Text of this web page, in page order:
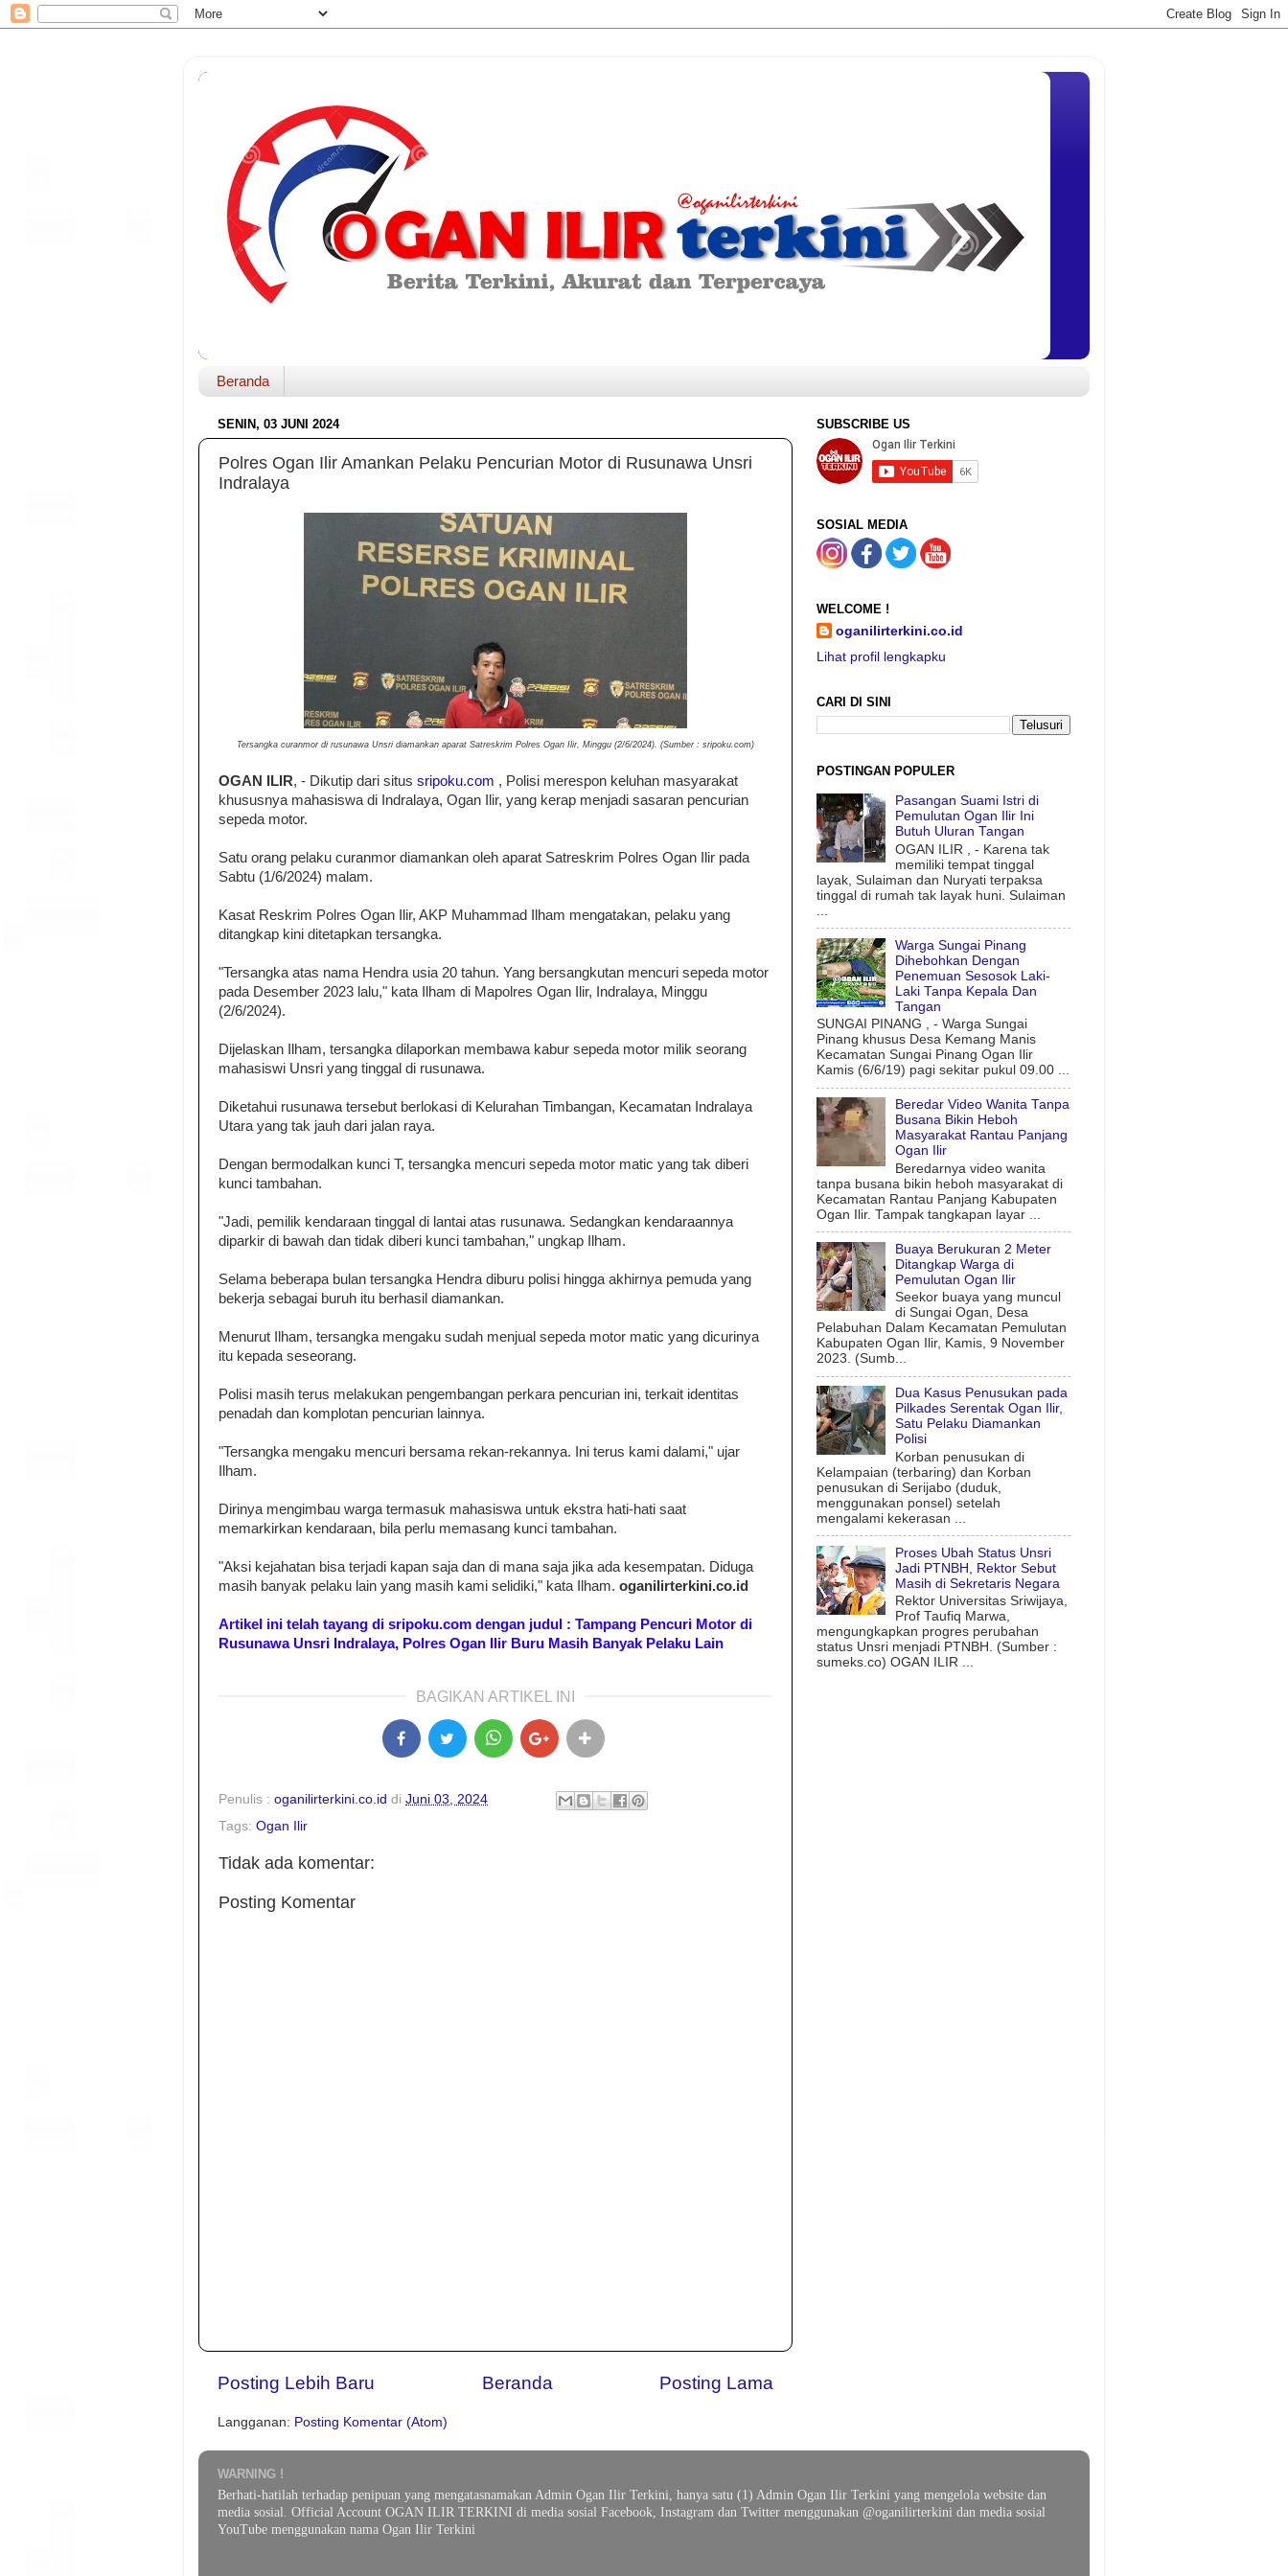
Beranda
SENIN, 03 JUNI 2024
Polres Ogan Ilir Amankan Pelaku Pencurian Motor di Rusunawa Unsri
Indralaya
Tersangka curanmor di rusunawa Unsri diamankan aparat Satreskrim Polres Ogan Ilir, Minggu (2/6/2024). (Sumber : sripoku.com)
OGAN ILIR, - Dikutip dari situs sripoku.com , Polisi merespon keluhan masyarakat
khususnya mahasiswa di Indralaya, Ogan Ilir, yang kerap menjadi sasaran pencurian
sepeda motor.
Satu orang pelaku curanmor diamankan oleh aparat Satreskrim Polres Ogan Ilir pada
Sabtu (1/6/2024) malam.
Kasat Reskrim Polres Ogan Ilir, AKP Muhammad Ilham mengatakan, pelaku yang
ditangkap kini ditetapkan tersangka.
"Tersangka atas nama Hendra usia 20 tahun. Yang bersangkutan mencuri sepeda motor
pada Desember 2023 lalu," kata Ilham di Mapolres Ogan Ilir, Indralaya, Minggu
(2/6/2024).
Dijelaskan Ilham, tersangka dilaporkan membawa kabur sepeda motor milik seorang
mahasiswi Unsri yang tinggal di rusunawa.
Diketahui rusunawa tersebut berlokasi di Kelurahan Timbangan, Kecamatan Indralaya
Utara yang tak jauh dari jalan raya.
Dengan bermodalkan kunci T, tersangka mencuri sepeda motor matic yang tak diberi
kunci tambahan.
"Jadi, pemilik kendaraan tinggal di lantai atas rusunawa. Sedangkan kendaraannya
diparkir di bawah dan tidak diberi kunci tambahan," ungkap Ilham.
Selama beberapa bulan tersangka Hendra diburu polisi hingga akhirnya pemuda yang
bekerja sebagai buruh itu berhasil diamankan.
Menurut Ilham, tersangka mengaku sudah menjual sepeda motor matic yang dicurinya
itu kepada seseorang.
Polisi masih terus melakukan pengembangan perkara pencurian ini, terkait identitas
penadah dan komplotan pencurian lainnya.
"Tersangka mengaku mencuri bersama rekan-rekannya. Ini terus kami dalami," ujar
Ilham.
Dirinya mengimbau warga termasuk mahasiswa untuk ekstra hati-hati saat
memarkirkan kendaraan, bila perlu memasang kunci tambahan.
"Aksi kejahatan bisa terjadi kapan saja dan di mana saja jika ada kesempatan. Diduga
masih banyak pelaku lain yang masih kami selidiki," kata Ilham. oganilirterkini.co.id
Artikel ini telah tayang di sripoku.com dengan judul : Tampang Pencuri Motor di
Rusunawa Unsri Indralaya, Polres Ogan Ilir Buru Masih Banyak Pelaku Lain
BAGIKAN ARTIKEL INI
Penulis : oganilirterkini.co.id di Juni 03, 2024
Tags: Ogan Ilir
Tidak ada komentar:
Posting Komentar
Posting Lebih Baru Posting Lama
Beranda
Langganan: Posting Komentar (Atom)
SUBSCRIBE US
SOSIAL MEDIA
WELCOME !
oganilirterkini.co.id
Lihat profil lengkapku
CARI DI SINI
POSTINGAN POPULER
Pasangan Suami Istri di
Pemulutan Ogan Ilir Ini
Butuh Uluran Tangan
OGAN ILIR , - Karena tak
memiliki tempat tinggal
layak, Sulaiman dan Nuryati terpaksa
tinggal di rumah tak layak huni. Sulaiman
Warga Sungai Pinang
Dihebohkan Dengan
Penemuan Sesosok Laki-
Laki Tanpa Kepala Dan
Tangan
SUNGAI PINANG , - Warga Sungai
Pinang khusus Desa Kemang Manis
Kecamatan Sungai Pinang Ogan Ilir
Kamis (6/6/19) pagi sekitar pukul 09.00 ...
Beredar Video Wanita Tanpa
Busana Bikin Heboh
Masyarakat Rantau Panjang
Ogan Ilir
Beredarnya video wanita
tanpa busana bikin heboh masyarakat di
Kecamatan Rantau Panjang Kabupaten
Ogan Ilir. Tampak tangkapan layar ...
Buaya Berukuran 2 Meter
Ditangkap Warga di
Pemulutan Ogan Ilir
Seekor buaya yang muncul
di Sungai Ogan, Desa
Pelabuhan Dalam Kecamatan Pemulutan
Kabupaten Ogan Ilir, Kamis, 9 November
2023. (Sumb...
Dua Kasus Penusukan pada
Pilkades Serentak Ogan Ilir,
Satu Pelaku Diamankan
Polisi
Korban penusukan di
Kelampaian (terbaring) dan Korban
penusukan di Serijabo (duduk,
menggunakan ponsel) setelah
mengalami kekerasan ...
Proses Ubah Status Unsri
Jadi PTNBH, Rektor Sebut
Masih di Sekretaris Negara
Rektor Universitas Sriwijaya,
Prof Taufiq Marwa,
mengungkapkan progres perubahan
status Unsri menjadi PTNBH. (Sumber :
sumeks.co) OGAN ILIR ...
WARNING !
Berhati-hatilah terhadap penipuan yang mengatasnamakan Admin Ogan Ilir Terkini, hanya satu (1) Admin Ogan Ilir Terkini yang mengelola website dan
media sosial. Official Account OGAN ILIR TERKINI di media sosial Facebook, Instagram dan Twitter menggunakan @oganilirterkini dan media sosial
YouTube menggunakan nama Ogan Ilir Terkini